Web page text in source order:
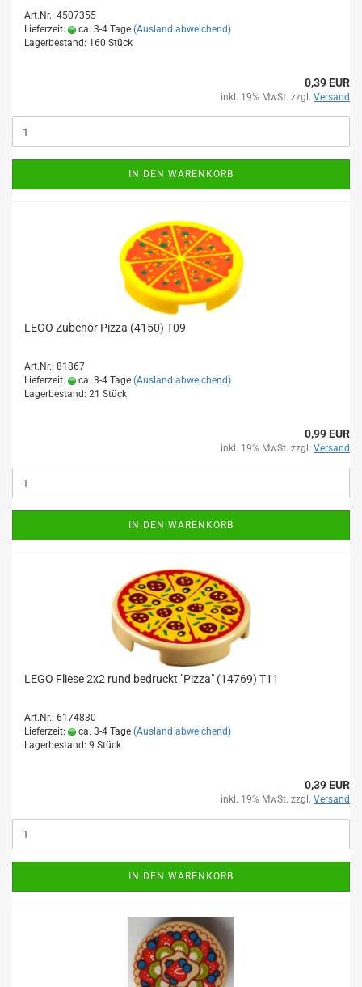
Art.Nr.: 4507355
Lieferzeit:
ca. 3-4 Tage (Ausland abweichend)
Lagerbestand: 160 Stück
0,39 EUR
inkl. 19% MwSt. zzgl. Versand
IN DEN WARENKORB
LEGO Zubehör Pizza (4150) T09
Art.Nr.: 81867
Lieferzeit:
ca. 3-4 Tage (Ausland abweichend)
Lagerbestand: 21 Stück
0,99 EUR
inkl. 19% MwSt. zzgl. Versand
IN DEN WARENKORB
LEGO Fliese 2x2 rund bedruckt "Pizza" (14769) T11
Art.Nr.: 6174830
Lieferzeit:
ca. 3-4 Tage (Ausland abweichend)
Lagerbestand: 9 Stück
0,39 EUR
inkl. 19% MwSt. zzgl. Versand
IN DEN WARENKORB